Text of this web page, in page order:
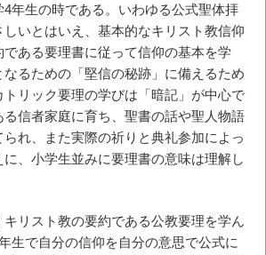
4年生の時である。いわゆる公式聖体拝
いとはいえ、基本的なキリスト教信仰
ある要理書に従って信仰の基本を学
るための「堅信の秘跡」に備えるため
リック要理の学びは「暗記」が中心で
信者家庭に育ち、聖書の話や聖人物語
れ、また実際の祈りと典礼参加によっ
、小学生並みに要理書の意味は理解し
リスト教の要約である公教要理を学ん
生で自分の信仰を自分の意思で公式に